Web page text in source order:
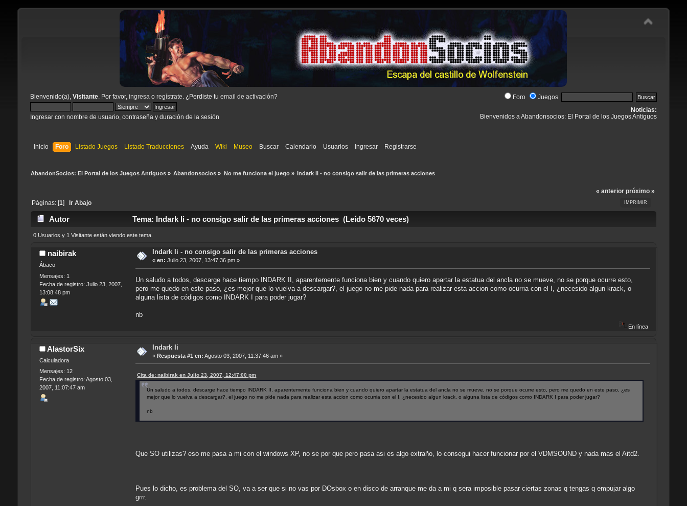
Bienvenido(a), Visitante. Por favor, ingresa o regístrate . ¿Perdiste tu email de activación?
Ingresar con nombre de usuario, contraseña y duración de la sesión
Foro Juegos
Noticias:
Bienvenidos a Abandonsocios: El Portal de los Juegos Antiguos
Inicio Foro Listado Juegos Listado Traducciones Ayuda Wiki Museo Buscar Calendario Usuarios Ingresar Registrarse
AbandonSocios: El Portal de los Juegos Antiguos» Abandonsocios » No me funciona el juego» Indark Ii - no consigo salir de las primeras acciones
« anterior próximo »
IMPRIMIR
Páginas: [ 1 Ir Abajo
Autor Tema: Indark Ii - no consigo salir de las primeras acciones (Leído 5670 veces)
0 Usuarios y 1 Visitante están viendo este tema.
naibirak
Ábaco
Mensajes: 1
Fecha de registro: Julio 23, 2007,
13:08:48 pm
Indark Ii - no consigo salir de las primeras acciones
« en: Julio 23, 2007, 13:47:36 pm »
Un saludo a todos, descarge hace tiempo INDARK II, aparentemente funciona bien y cuando quiero apartar la estatua del ancla no se mueve, no se porque ocurre esto,
pero me quedo en este paso, ¿es mejor que lo vuelva a descargar?, el juego no me pide nada para realizar esta accion como ocurria con el I, ¿necesido algun krack, o
alguna lista de códigos como INDARK I para poder jugar?
nb
En línea
AlastorSix
Calculadora
Mensajes: 12
Fecha de registro: Agosto 03,
2007, 11:07:47 am
Indark Ii
« Respuesta #1 en: Agosto 03, 2007, 11:37:46 am »
Cita de: naibirak en Julio 23, 2007, 12:47:00 pm
Un saludo a todos, descarge hace tiempo INDARK II, aparentemente funciona bien y cuando quiero apartar la estatua del ancla no se mueve, no se porque ocurre esto, pero me quedo en este paso, ¿es
mejor que lo vuelva a descargar?, el juego no me pide nada para realizar esta accion como ocurria con el I, ¿necesido algun krack, o alguna lista de códigos como INDARK I para poder jugar?
nb
Que SO utilizas? eso me pasa a mi con el windows XP, no se por que pero pasa asi es algo extraño, lo consegui hacer funcionar por el VDMSOUND y nada mas el Aitd2.
Pues lo dicho, es problema del SO, va a ser que si no vas por DOsbox o en disco de arranque me da a mi q sera imposible pasar ciertas zonas q tengas q empujar algo
grrr.